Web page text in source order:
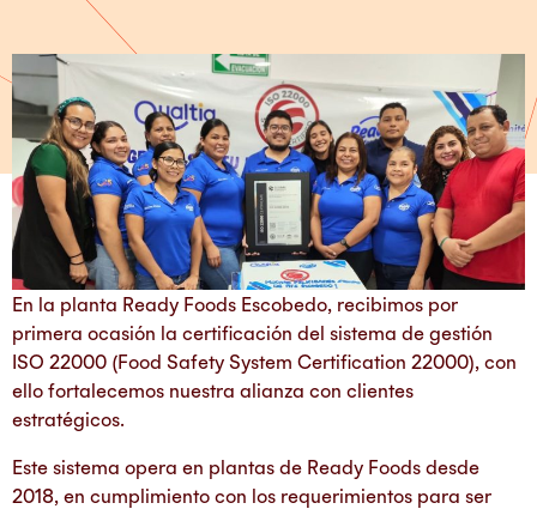
En la planta Ready Foods Escobedo, recibimos por
primera ocasión la certificación del sistema de gestión
ISO 22000 (Food Safety System Certification 22000), con
ello fortalecemos nuestra alianza con clientes
estratégicos.
Este sistema opera en plantas de Ready Foods desde
2018, en cumplimiento con los requerimientos para ser